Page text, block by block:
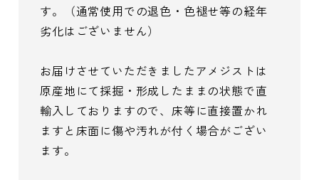
す。（通常使用での退色・色褪せ等の経年
劣化はございません）
お届けさせていただきましたアメジストは
原産地にて採掘・形成したままの状態で直
輸入しておりますので、床等に直接置かれ
ますと床面に傷や汚れが付く場合がござい
ます。